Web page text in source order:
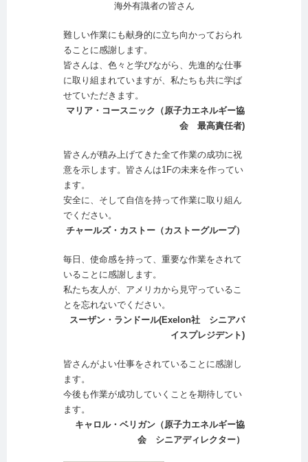
海外有識者の皆さん
難しい作業にも献身的に立ち向かっておられ
ることに感謝します。
皆さんは、色々と学びながら、先進的な仕事
に取り組まれていますが、私たちも共に学ば
せていただきます。
マリア・コースニック（原子力エネルギー協
会 最高責任者)
皆さんが積み上げてきた全て作業の成功に祝
意を示します。皆さんは1Fの未来を作ってい
ます。
安全に、そして自信を持って作業に取り組ん
でください。
チャールズ・カストー（カストーグループ）
毎日、使命感を持って、重要な作業をされて
いることに感謝します。
私たち友人が、アメリカから見守っているこ
とを忘れないでください。
スーザン・ランドール(Exelon社 シニアバ
イスプレジデント)
皆さんがよい仕事をされていることに感謝し
ます。
今後も作業が成功していくことを期待してい
ます。
キャロル・ベリガン（原子力エネルギー協
会 シニアディレクター）